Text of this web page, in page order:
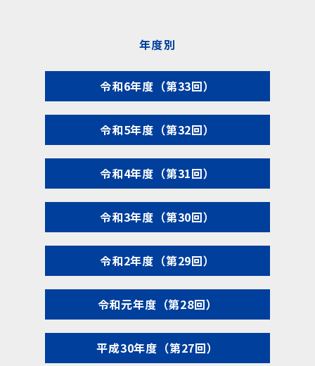
年度別
令和6年度（第33回）
令和5年度（第32回）
令和4年度（第31回）
令和3年度（第30回）
令和2年度（第29回）
令和元年度（第28回）
平成30年度（第27回）